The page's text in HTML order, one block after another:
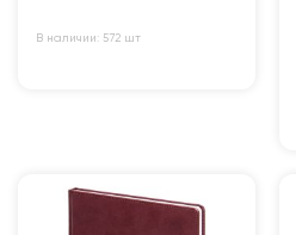
В наличии: 572 шт